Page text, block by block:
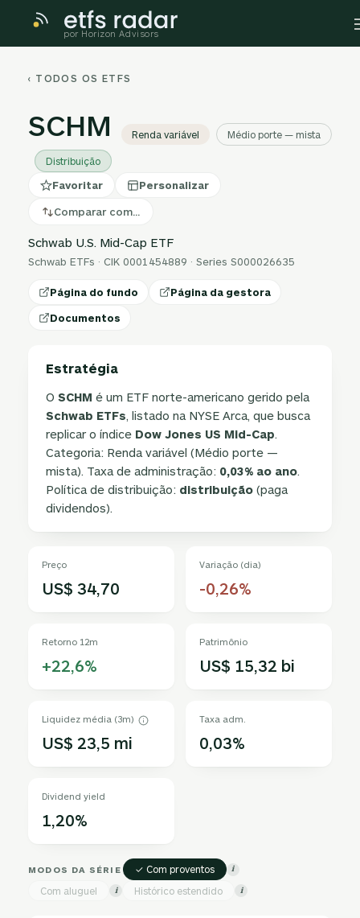
por Horizon Advisors
‹ TODOS OS ETFS
SCHM Renda variável Médio porte — mista
Distribuição
Favoritar Personalizar
Comparar com…
Schwab U.S. Mid-Cap ETF
Schwab ETFs · CIK 0001454889 · Series S000026635
Página do fundo
Página da gestora
Documentos
Estratégia
OSCHM é um ETF norte-americano gerido pela
Schwab ETFs, listado na NYSE Arca, que busca
replicar o índice Dow Jones US Mid-Cap.
Categoria: Renda variável (Médio porte —
mista). Taxa de administração: 0,03% ao ano.
Política de distribuição: distribuição (paga
dividendos).
Preço
US$ 34,70
Variação (dia)
-0,26%
Retorno 12m
+22,6%
Patrimônio
US$ 15,32 bi
Liquidez média (3m)
US$ 23,5 mi
Taxa adm.
0,03%
Dividend yield
1,20%
MODOS DA SÉRIE ✓ Com proventos i
Com aluguel i Histórico estendido i